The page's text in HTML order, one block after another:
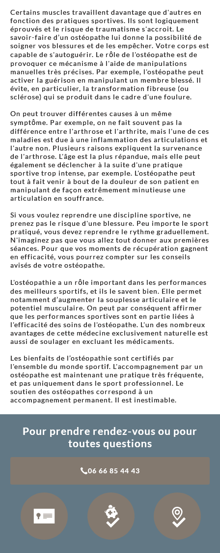
Certains muscles travaillent davantage que d'autres en
fonction des pratiques sportives. Ils sont logiquement
éprouvés et le risque de traumatisme s'accroit. Le
savoir-faire d’un ostéopathe lui donne la possibilité de
soigner vos blessures et de les empêcher. Votre corps est
capable de s'autoguérir. Le rôle de l'ostéopathe est de
provoquer ce mécanisme à l'aide de manipulations
manuelles très précises. Par exemple, l'ostéopathe peut
activer la guérison en manipulant un membre blessé. Il
évite, en particulier, la transformation fibreuse (ou
sclérose) qui se produit dans le cadre d'une foulure.
On peut trouver différentes causes à un même
symptôme. Par exemple, on ne fait souvent pas la
différence entre l'arthrose et l'arthrite, mais l'une de ces
maladies est due à une inflammation des articulations et
l'autre non. Plusieurs raisons expliquent la survenance
de l'arthrose. L'âge est la plus répandue, mais elle peut
également se déclencher à la suite d'une pratique
sportive trop intense, par exemple. L'ostéopathe peut
tout à fait venir à bout de la douleur de son patient en
manipulant de façon extrêmement minutieuse une
articulation en souffrance.
Si vous voulez reprendre une discipline sportive, ne
prenez pas le risque d'une blessure. Peu importe le sport
pratiqué, vous devez reprendre le rythme graduellement.
N'imaginez pas que vous allez tout donner aux premières
séances. Pour que vos moments de récupération gagnent
en efficacité, vous pourrez compter sur les conseils
avisés de votre ostéopathe.
L'ostéopathie a un rôle important dans les performances
des meilleurs sportifs, et ils le savent bien. Elle permet
notamment d’augmenter la souplesse articulaire et le
potentiel musculaire. On peut par conséquent affirmer
que les performances sportives sont en partie liées à
l'efficacité des soins de l'ostéopathe. L'un des nombreux
avantages de cette médecine exclusivement naturelle est
aussi de soulager en excluant les médicaments.
Les bienfaits de l’ostéopathie sont certifiés par
l'ensemble du monde sportif. L'accompagnement par un
ostéopathe est maintenant une pratique très fréquente,
et pas uniquement dans le sport professionnel. Le
soutien des ostéopathes correspond à un
accompagnement permanent. Il est inestimable.
Pour prendre rendez-vous ou pour
toutes questions
06 66 85 44 43